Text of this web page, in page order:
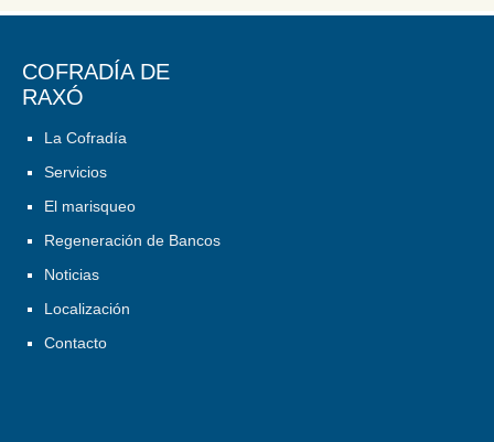
COFRADÍA DE
RAXÓ
La Cofradía
Servicios
El marisqueo
Regeneración de Bancos
Noticias
Localización
Contacto